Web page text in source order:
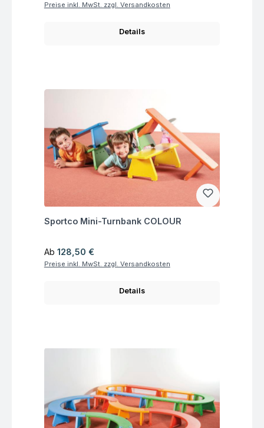
Preise inkl. MwSt. zzgl. Versandkosten
Details
Fragen zum Artikel
Sportco Mini-Turnbank COLOUR
Regulärer Preis:
Ab 128,50 €
Preise inkl. MwSt. zzgl. Versandkosten
Details